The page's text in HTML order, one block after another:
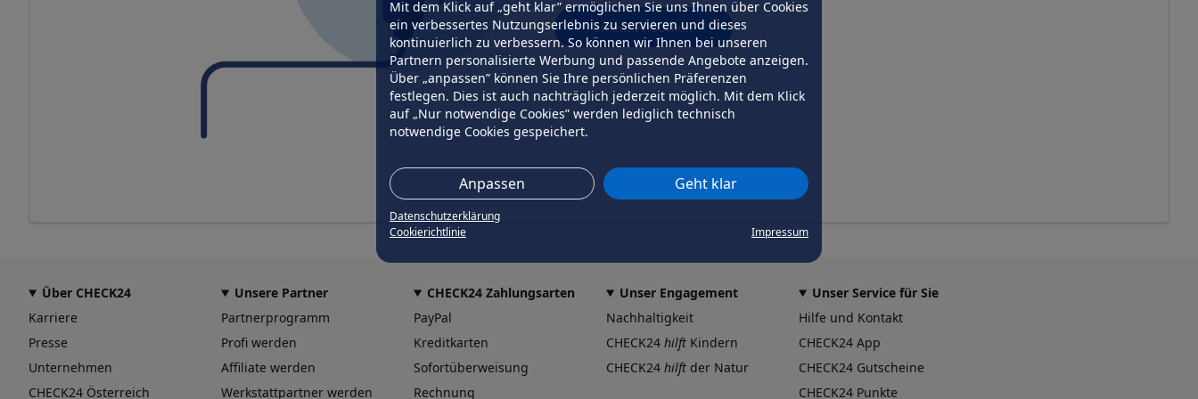
Mit dem Klick auf „geht klar” ermöglichen Sie uns Ihnen über Cookies
ein verbessertes Nutzungserlebnis zu servieren und dieses
kontinuierlich zu verbessern. So können wir Ihnen bei unseren
Partnern personalisierte Werbung und passende Angebote anzeigen.
Über „anpassen” können Sie Ihre persönlichen Präferenzen
festlegen. Dies ist auch nachträglich jederzeit möglich. Mit dem Klick
auf „Nur notwendige Cookies” werden lediglich technisch
notwendige Cookies gespeichert.
Anpassen Geht klar
Datenschutzerklärung
Cookierichtlinie
Impressum
erneut versuchen
Über CHECK24
Karriere
Presse
Unternehmen
CHECK24 Österreich
Unsere Partner
Partnerprogramm
Profi werden
Affiliate werden
Werkstattpartner werden
CHECK24 Zahlungsarten
PayPal
Kreditkarten
Sofortüberweisung
Rechnung
Unser Engagement
Nachhaltigkeit
CHECK24 hilft Kindern
CHECK24 hilft der Natur
Unser Service für Sie
Hilfe und Kontakt
CHECK24 App
CHECK24 Gutscheine
CHECK24 Punkte